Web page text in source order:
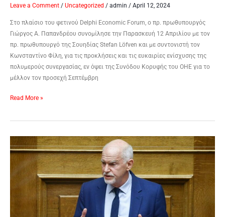
Leave a Comment / Uncategorized / admin / April 12, 2024
Στο πλαίσιο του φετινού Delphi Economic Forum, ο πρ. πρωθυπουργός
Γιώργος Α. Παπανδρέου συνομίλησε την Παρασκευή 12 Απριλίου με τον
πρ. πρωθυπουργό της Σουηδίας Stefan Löfven και με συντονιστή τον
Κωνσταντίνο Φίλη, για τις προκλήσεις και τις ευκαιρίες ενίσχυσης της
πολυμερούς συνεργασίας, εν όψει της Συνόδου Κορυφής του ΟΗΕ για το
μέλλον τον προσεχή Σεπτέμβρη
Read More »
Ομιλία
Γιώργου
Παπανδρέου